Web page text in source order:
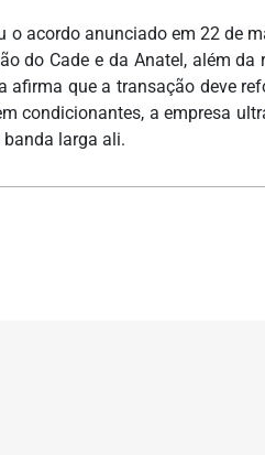
o acordo anunciado em 22 de
do Cade e da Anatel, além da
que a transação deve
condicionantes, a empresa
banda larga ali.